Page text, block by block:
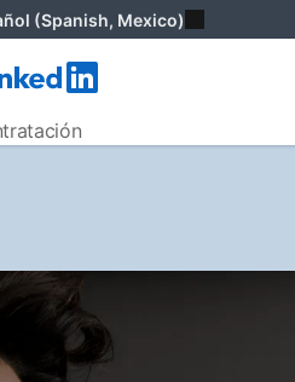
(Spanish, Mexico)